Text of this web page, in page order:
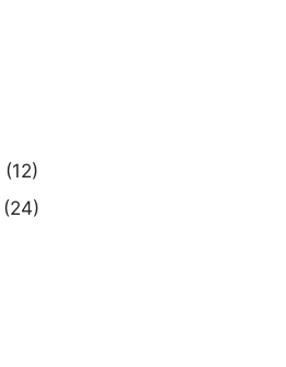
(12)
(24)